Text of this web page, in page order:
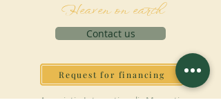
Heaven on earth
Contact us
Request for financing
Associatio Internationalis Monastica